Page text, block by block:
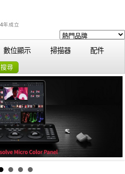
數位顯示 掃描器 配件
搜尋